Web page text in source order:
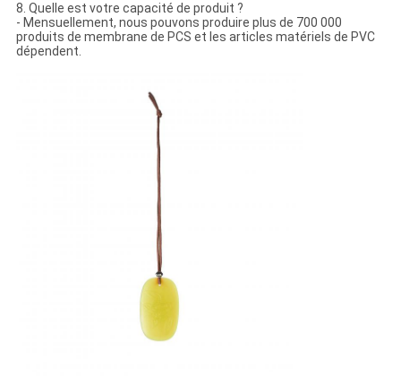
8. Quelle est votre capacité de produit ?
- Mensuellement, nous pouvons produire plus de 700 000
produits de membrane de PCS et les articles matériels de PVC
dépendent.